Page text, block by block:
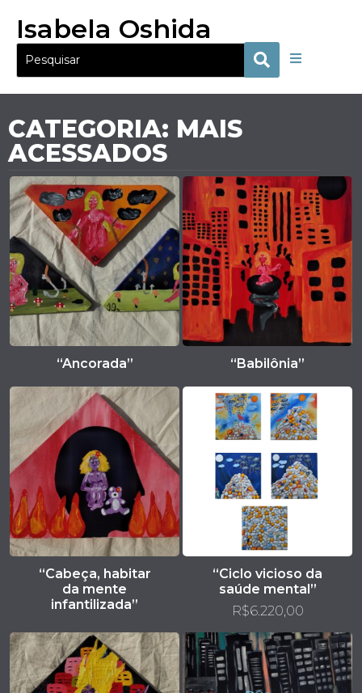
Isabela Oshida
CATEGORIA: MAIS
ACESSADOS
“Ancorada” “Babilônia”
“Cabeça, habitar
da mente
infantilizada”
“Ciclo vicioso da
saúde mental”
R$6.220,00